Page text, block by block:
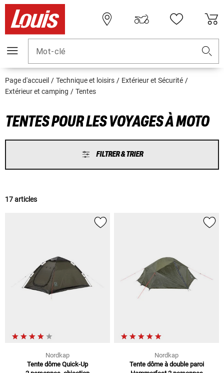
Mot-clé
Page d'accueil Technique et loisirs
Extérieur et Sécurité
Extérieur et camping
Tentes
TENTES POUR LES VOYAGES À MOTO
FILTRER & TRIER
17 articles
Nordkap
Tente dôme Quick-Up
Nordkap
Tente dôme à double paroi